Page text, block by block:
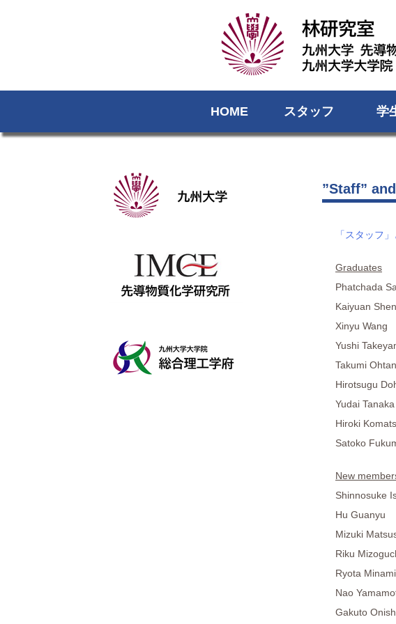
HOME スタッフ 学
”Staff”
「スタッフ
Graduates
Phatchada
Kaiyuan Shen
Xinyu Wang
Yushi
Takumi
Hirotsugu
Yudai Tanaka
Hiroki
Satoko
New
Shinnosuke
Hu Guanyu
Mizuki
Riku
Ryota
Nao
Gakuto